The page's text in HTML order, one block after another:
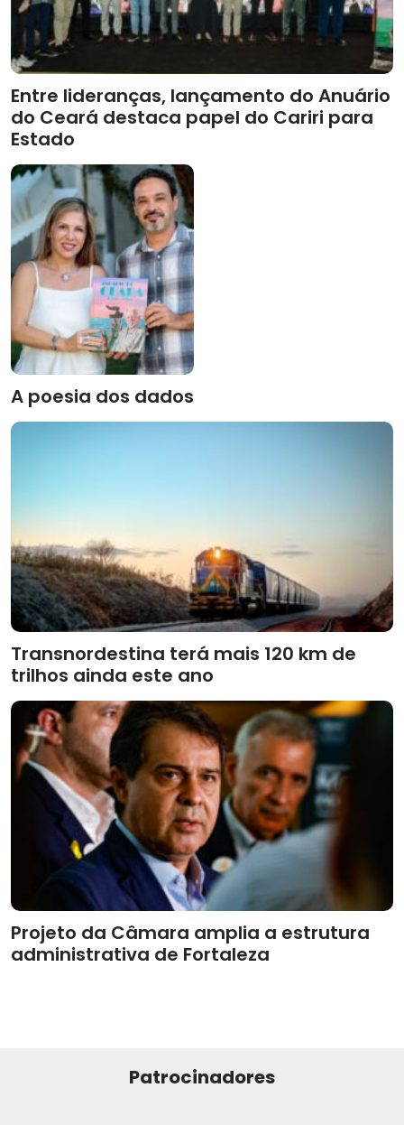
Entre lideranças, lançamento do Anuário
do Ceará destaca papel do Cariri para
Estado
A poesia dos dados
Transnordestina terá mais 120 km de
trilhos ainda este ano
Projeto da Câmara amplia a estrutura
administrativa de Fortaleza
Patrocinadores